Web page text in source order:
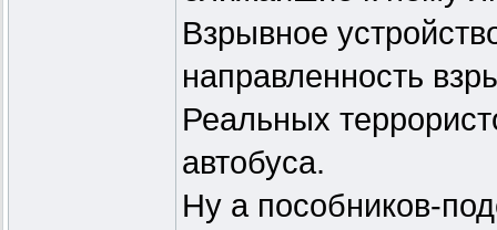
Взрывное
направленность
Реальных
автобуса.
Ну а пособников-